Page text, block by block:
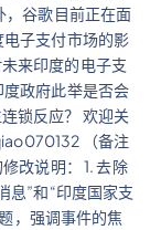
，谷歌目前正在面
子支付市场的影
来印度的电子支
政府此举是否会
锁反应？ 欢迎关
（备注
改说明： 1. 去除
息”和“印度国家支
，强调事件的焦